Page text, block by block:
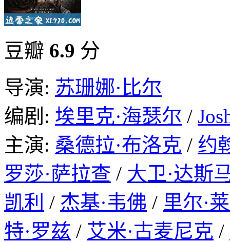
豆瓣 6.9 分
导演: 苏珊娜·比尔
编剧: 埃里克·海瑟尔 /
主演: 桑德拉·布洛克 / 约
罗莎·萨拉查 / 大卫·达斯
凯利 / 杰基·韦佛 / 里尔·
特·罗兹 / 艾米·古麦尼克 /